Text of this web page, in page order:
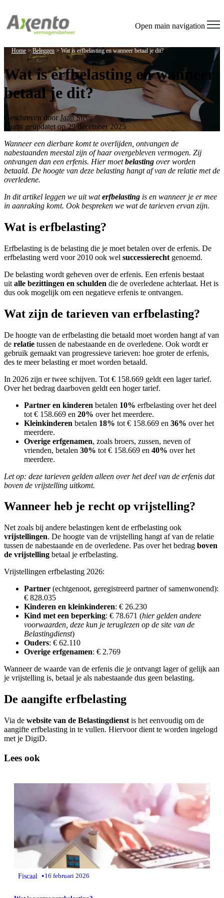
Open main navigation
Home >Beleggen > Wat is erfbelasting en wanneer betaal je dit?
Wat is erfbelasting en wanneer
betaal je dit?
Geschreven doorJaap Steur
Laatst geüpdatet op 29 december 2025
Wanneer een dierbare komt te overlijden, ontvangen de
nabestaanden meestal zijn of haar overgebleven vermogen. Zij
ontvangen dan een erfenis. Hier moetbelasting over worden
betaald. De hoogte van deze belasting hangt af van de relatie met de
overledene.
In dit artikel leggen we uit waterfbelasting is en wanneer je er mee
in aanraking komt. Ook bespreken we wat de tarieven ervan zijn.
Wat is erfbelasting?
Erfbelasting is de belasting die je moet betalen over de erfenis. De
erfbelasting werd voor 2010 ook wel successierecht genoemd.
De belasting wordt geheven over de erfenis. Een erfenis bestaat
uit alle bezittingen en schulden die de overledene achterlaat. Het is
dus ook mogelijk om een negatieve erfenis te ontvangen.
Wat zijn de tarieven van erfbelasting?
De hoogte van de erfbelasting die betaald moet worden hangt af van
de relatie tussen de nabestaande en de overledene. Ook wordt er
gebruik gemaakt van progressieve tarieven: hoe groter de erfenis,
des te meer belasting er moet worden betaald.
In 2026 zijn er twee schijven. Tot € 158.669 geldt een lager tarief.
Over het bedrag daarboven geldt een hoger tarief.
Partner en kinderen betalen 10% erfbelasting over het deel
tot € 158.669 en 20% over het meerdere.
Kleinkinderen betalen 18% tot € 158.669 en 36% over het
meerdere.
Overige erfgenamen, zoals broers, zussen, neven of
vrienden, betalen 30% tot € 158.669 en 40% over het
meerdere.
Let op: deze tarieven gelden alleen over het deel van de erfenis dat
boven de vrijstelling uitkomt.
Wanneer heb je recht op vrijstelling?
Net zoals bij andere belastingen kent de erfbelasting ook
vrijstellingen. De hoogte van de vrijstelling hangt af van de relatie
tussen de nabestaande en de overledene. Pas over het bedrag boven
de vrijstelling betaal je erfbelasting.
Vrijstellingen erfbelasting 2026:
Partner (echtgenoot, geregistreerd partner of samenwonend):
€ 828.035
Kinderen en kleinkinderen: € 26.230
Kind met een beperking: € 78.671 (hier gelden andere
voorwaarden, deze kun je teruglezen op de site van de
Belastingdienst)
Ouders: € 62.110
Overige erfgenamen: € 2.769
Wanneer de waarde van de erfenis die je ontvangt lager of gelijk aan
je vrijstelling is, betaal je als nabestaande dus geen belasting.
De aangifte erfbelasting
Via de website van de Belastingdienst is het eenvoudig om de
aangifte erfbelasting in te vullen. Hiervoor dient te worden ingelogd
met je DigiD.
Lees ook
Fiscaal •16 februari 2026